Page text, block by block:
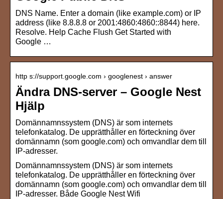
DNS Name. Enter a domain (like example.com) or IP
address (like 8.8.8.8 or 2001:4860:4860::8844) here.
Resolve. Help Cache Flush Get Started with
Google …
http s://support.google.com › googlenest › answer
Ändra DNS-server – Google Nest
Hjälp
Domännamnssystem (DNS) är som internets
telefonkatalog. De upprätthåller en förteckning över
domännamn (som google.com) och omvandlar dem till
IP-adresser.
Domännamnssystem (DNS) är som internets
telefonkatalog. De upprätthåller en förteckning över
domännamn (som google.com) och omvandlar dem till
IP-adresser. Både Google Nest Wifi